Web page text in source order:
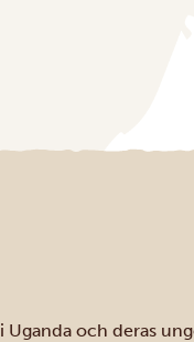
Uganda och deras